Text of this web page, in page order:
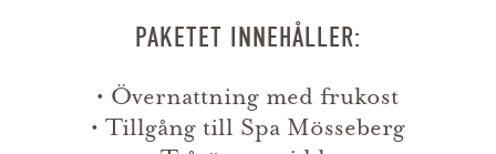
PAKETET INNEHÅLLER:
• Övernattning med frukost
• Tillgång till Spa Mösseberg